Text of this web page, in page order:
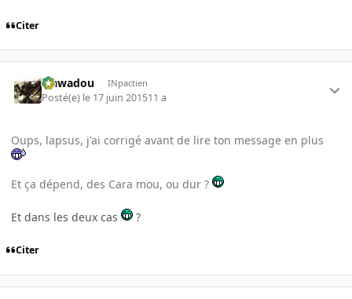
Citer
wawadou INpactien
Posté(e) le 17 juin 201511 a
Oups, lapsus, j'ai corrigé avant de lire ton message en plus
Et ça dépend, des Cara mou, ou dur ?
Et dans les deux cas ?
Citer